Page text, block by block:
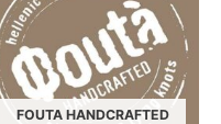
FOUTA HANDCRAFTED